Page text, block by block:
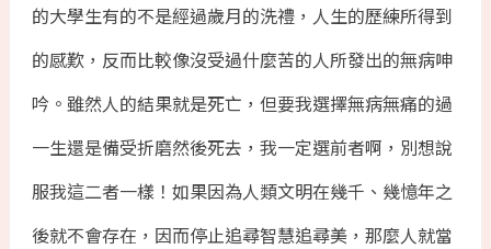
的大學生有的不是經過歲月的洗禮，人生的歷練所得到
的感歎，反而比較像沒受過什麼苦的人所發出的無病呻
吟。雖然人的結果就是死亡，但要我選擇無病無痛的過
一生還是備受折磨然後死去，我一定選前者啊，別想說
服我這二者一樣！如果因為人類文明在幾千、幾憶年之
後就不會存在，因而停止追尋智慧追尋美，那麼人就當